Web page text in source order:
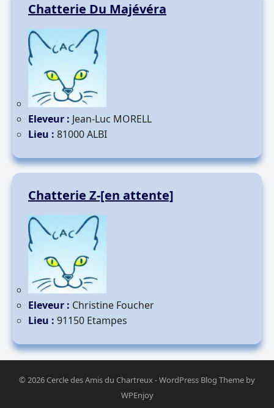
Chatterie Du Majévéra
Eleveur : Jean-Luc MORELL
Lieu :81000 ALBI
Chatterie Z-[en attente]
Eleveur : Christine Foucher
Lieu :91150 Etampes
© 2026Cercle des Amis du Chartreux-WordPress Blog Theme by
WPEnjoy